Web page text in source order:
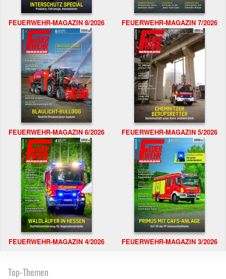
FEUERWEHR-MAGAZIN 8/2026 FEUERWEHR-MAGAZIN 7/2026
FEUERWEHR-MAGAZIN 6/2026 FEUERWEHR-MAGAZIN 5/2026
FEUERWEHR-MAGAZIN 4/2026 FEUERWEHR-MAGAZIN 3/2026
Top-Themen